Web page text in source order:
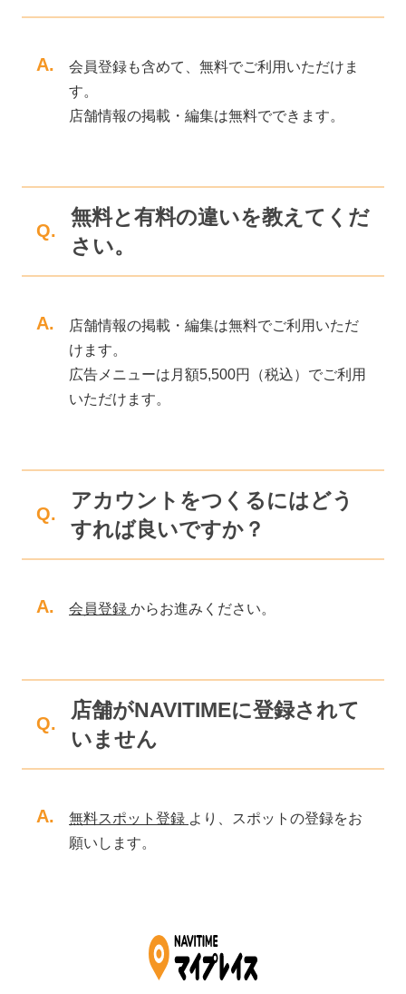
A.
会員登録も含めて、無料でご利用いただけま
す。
店舗情報の掲載・編集は無料でできます。
Q.
無料と有料の違いを教えてくだ
さい。
A.
店舗情報の掲載・編集は無料でご利用いただ
けます。
広告メニューは月額5,500円（税込）でご利用
いただけます。
Q.
アカウントをつくるにはどう
すれば良いですか？
A. 会員登録 からお進みください。
Q.
店舗がNAVITIMEに登録されて
いません
A. 無料スポット登録 より、スポットの登録をお
願いします。